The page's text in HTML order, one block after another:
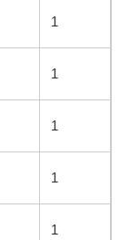
1
1
1
1
1